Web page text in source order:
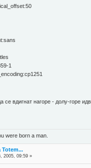
1
се вдигнат нагоре - долу-горе
were born a man.
Totem...
2005, 09:59 »